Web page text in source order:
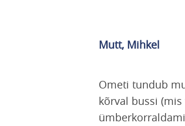
Mutt, Mihkel
Ometi tundub
kõrval bussi